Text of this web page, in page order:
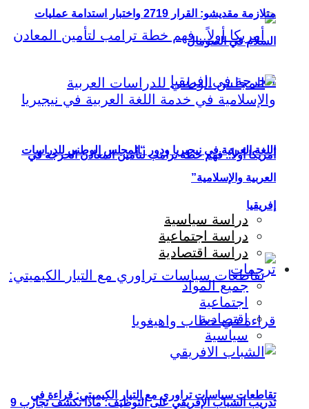
أمريكا أولاً.. فهم خطة ترامب لتأمين المعادن الحرجة في
إفريقيا
تقاطعات سياسات تراوري مع التيار الكيميتي: قراءة في
متلازمة مقديشو: القرار 2719 واختبار استدامة عمليات
السلام في الصومال
اللغة العربية في نيجيريا ودور “المجلس الوطني للدراسات
العربية والإسلامية”
دراسة سياسية
دراسة اجتماعية
دراسة اقتصادية
ترجمات
جميع المواد
اجتماعية
اقتصادية
سياسية
تدريب الشباب الإفريقي على التوظيف: ماذا تكشف تجارب 9